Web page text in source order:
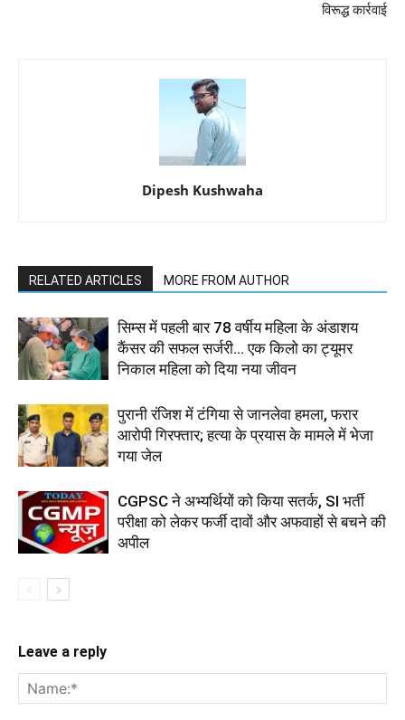
विरूद्ध कार्रवाई
Dipesh Kushwaha
RELATED ARTICLES MORE FROM AUTHOR
सिम्स में पहली बार 78 वर्षीय महिला के अंडाशय
कैंसर की सफल सर्जरी... एक किलो का ट्यूमर
निकाल महिला को दिया नया जीवन
पुरानी रंजिश में टंगिया से जानलेवा हमला, फरार
आरोपी गिरफ्तार; हत्या के प्रयास के मामले में भेजा
गया जेल
CGPSC ने अभ्यर्थियों को किया सतर्क, SI भर्ती
परीक्षा को लेकर फर्जी दावों और अफवाहों से बचने की
अपील
Leave a reply